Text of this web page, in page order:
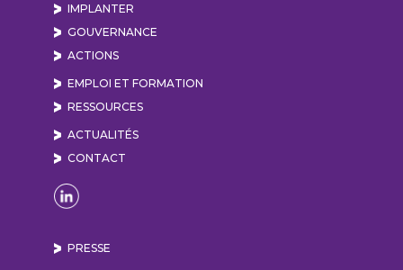
IMPLANTER
GOUVERNANCE
ACTIONS
EMPLOI ET FORMATION
RESSOURCES
ACTUALITÉS
CONTACT
Naviguer sur la page Linkedin de Lyon Vallée
PRESSE